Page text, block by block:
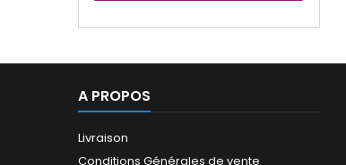
A PROPOS
Livraison
Conditions Générales de vente